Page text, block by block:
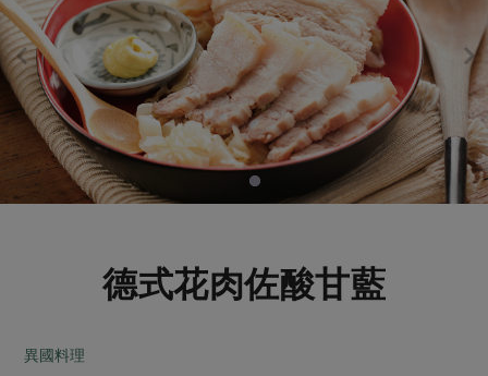
芽苗類 蕈菇類
辛香料類
奶蛋豆・五穀
乳製品
豆製品
水產
米食
麵食
肉食
海鮮
常備菜
預購活動
把最好的台灣味帶回家！
防災用品預購圓滿結束
2026年端午節預購圓滿結束
更多預購活動
合作25-經典快閃最後一週
綠主張
觀點文章
主婦食堂 一籃菜真心話
社內大小事 合作聯合國
親子食育
關注議題
關於合作社
認識合作社
關於我們
產品檢驗
重要公告
德式花肉佐酸甘藍
異國料理